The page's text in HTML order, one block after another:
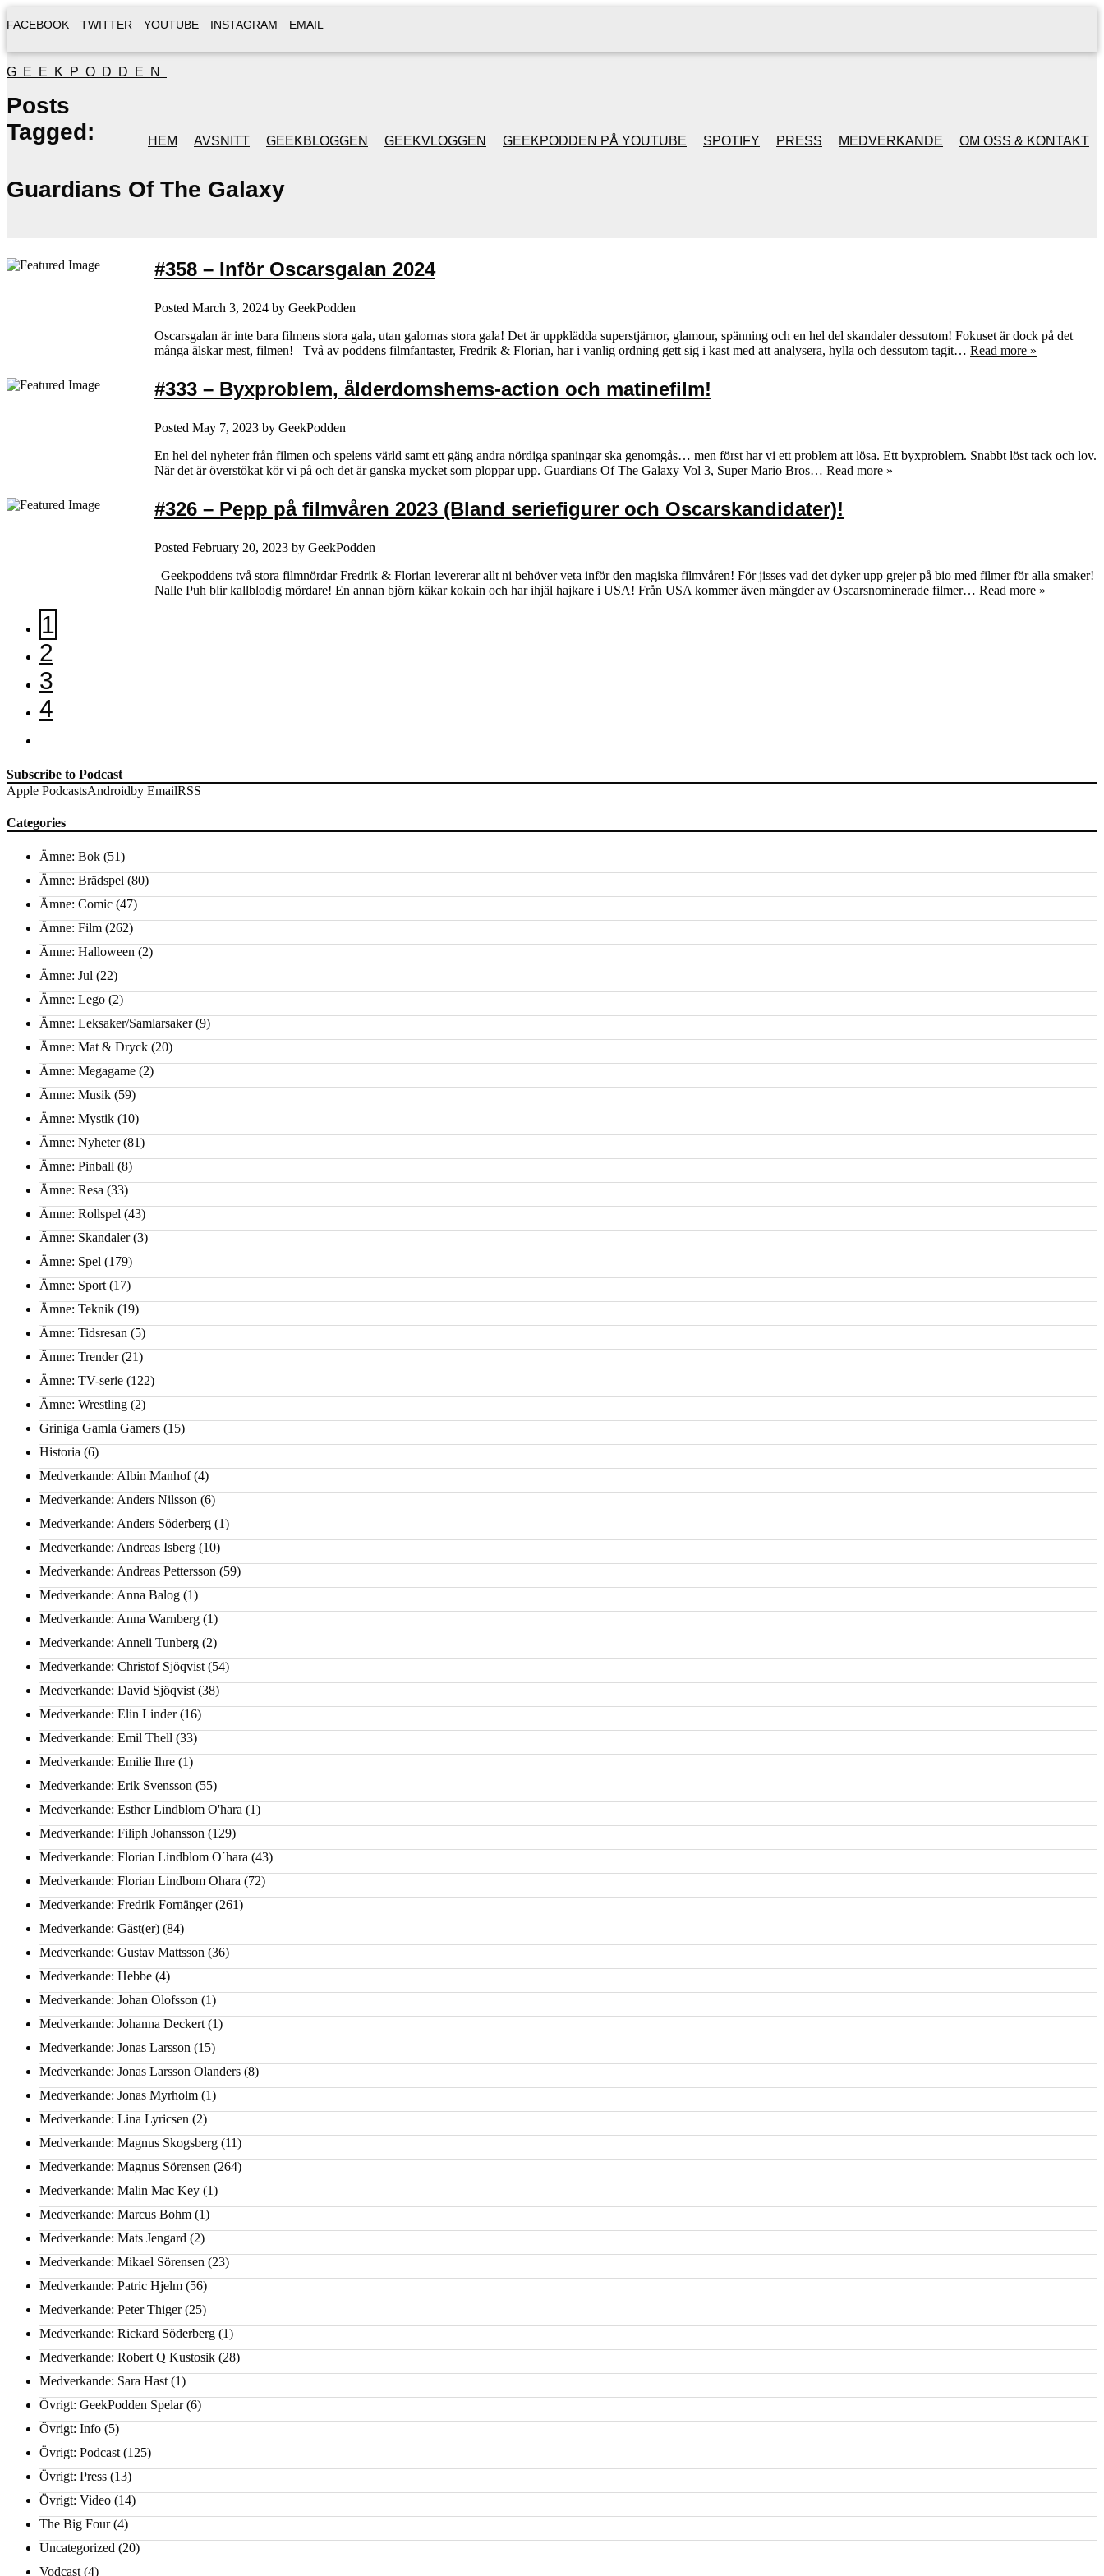
FACEBOOK TWITTER YOUTUBE INSTAGRAM EMAIL
GEEKPODDEN
HEM AVSNITT GEEKBLOGGEN GEEKVLOGGEN GEEKPODDEN PÅ YOUTUBE
JULSPECIALER 2013
SPOTIFY PRESS MEDVERKANDE OM OSS & KONTAKT
Posts
Tagged:
Guardians Of The Galaxy
#358 – Inför Oscarsgalan 2024
Posted March 3, 2024 by GeekPodden
Oscarsgalan är inte bara filmens stora gala, utan galornas stora gala! Det är uppklädda superstjärnor, glamour, spänning och en hel del skandaler dessutom! Fokuset är dock på det
många älskar mest, filmen! Två av poddens filmfantaster, Fredrik & Florian, har i vanlig ordning gett sig i kast med att analysera, hylla och dessutom tagit… Read more »
#333 – Byxproblem, ålderdomshems-action och matinefilm!
Posted May 7, 2023 by GeekPodden
En hel del nyheter från filmen och spelens värld samt ett gäng andra nördiga spaningar ska genomgås… men först har vi ett problem att lösa. Ett byxproblem. Snabbt löst tack och lov.
När det är överstökat kör vi på och det är ganska mycket som ploppar upp. Guardians Of The Galaxy Vol 3, Super Mario Bros… Read more »
#326 – Pepp på filmvåren 2023 (Bland seriefigurer och Oscarskandidater)!
Posted February 20, 2023 by GeekPodden
Geekpoddens två stora filmnördar Fredrik & Florian levererar allt ni behöver veta inför den magiska filmvåren! För jisses vad det dyker upp grejer på bio med filmer för alla smaker!
Nalle Puh blir kallblodig mördare! En annan björn käkar kokain och har ihjäl hajkare i USA! Från USA kommer även mängder av Oscarsnominerade filmer… Read more »
1
2
3
4
Subscribe to Podcast
Apple PodcastsAndroidby EmailRSS
Categories
Ämne: Bok (51)
Ämne: Brädspel (80)
Ämne: Comic (47)
Ämne: Film (262)
Ämne: Halloween (2)
Ämne: Jul (22)
Ämne: Lego (2)
Ämne: Leksaker/Samlarsaker(9)
Ämne: Mat & Dryck (20)
Ämne: Megagame (2)
Ämne: Musik (59)
Ämne: Mystik (10)
Ämne: Nyheter(81)
Ämne: Pinball (8)
Ämne: Resa (33)
Ämne: Rollspel (43)
Ämne: Skandaler(3)
Ämne: Spel (179)
Ämne: Sport (17)
Ämne: Teknik (19)
Ämne: Tidsresan (5)
Ämne: Trender(21)
Ämne: TV-serie (122)
Ämne: Wrestling (2)
Griniga Gamla Gamers (15)
Historia (6)
Medverkande: Albin Manhof(4)
Medverkande: Anders Nilsson (6)
Medverkande: Anders Söderberg (1)
Medverkande: Andreas Isberg (10)
Medverkande: Andreas Pettersson (59)
Medverkande: Anna Balog (1)
Medverkande: Anna Warnberg (1)
Medverkande: Anneli Tunberg (2)
Medverkande: Christof Sjöqvist (54)
Medverkande: David Sjöqvist (38)
Medverkande: Elin Linder(16)
Medverkande: Emil Thell (33)
Medverkande: Emilie Ihre (1)
Medverkande: Erik Svensson (55)
Medverkande: Esther Lindblom O'hara (1)
Medverkande: Filiph Johansson (129)
Medverkande: Florian Lindblom O´hara (43)
Medverkande: Florian Lindbom Ohara (72)
Medverkande: Fredrik Fornänger(261)
Medverkande: Gäst(er) (84)
Medverkande: Gustav Mattsson (36)
Medverkande: Hebbe (4)
Medverkande: Johan Olofsson (1)
Medverkande: Johanna Deckert (1)
Medverkande: Jonas Larsson (15)
Medverkande: Jonas Larsson Olanders (8)
Medverkande: Jonas Myrholm (1)
Medverkande: Lina Lyricsen (2)
Medverkande: Magnus Skogsberg (11)
Medverkande: Magnus Sörensen (264)
Medverkande: Malin Mac Key (1)
Medverkande: Marcus Bohm (1)
Medverkande: Mats Jengard (2)
Medverkande: Mikael Sörensen (23)
Medverkande: Patric Hjelm (56)
Medverkande: Peter Thiger(25)
Medverkande: Rickard Söderberg (1)
Medverkande: Robert Q Kustosik (28)
Medverkande: Sara Hast (1)
Övrigt: GeekPodden Spelar(6)
Övrigt: Info (5)
Övrigt: Podcast (125)
Övrigt: Press (13)
Övrigt: Video (14)
The Big Four(4)
Uncategorized (20)
Vodcast (4)